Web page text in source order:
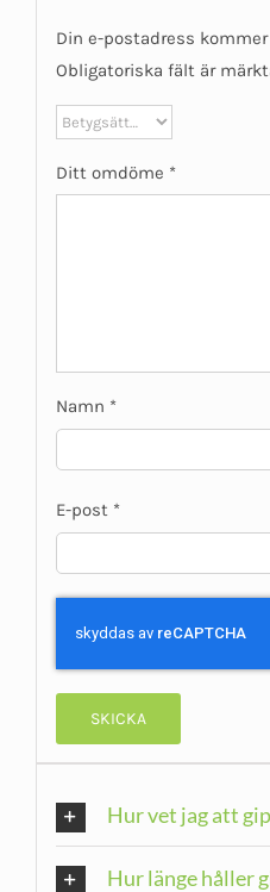
Din e-postadress
Obligatoriska fält är
Ditt omdöme *
Namn *
E-post *
Hur vet jag att
Hur länge håller